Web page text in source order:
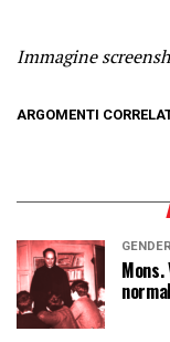
Immagine
ARGOMENTI
GENDER
Mons.